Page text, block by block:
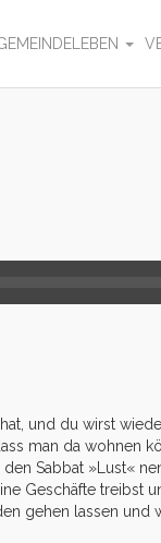
und du wirst
man da wohnen
Sabbat »Lust«
Geschäfte treibst
gehen lassen